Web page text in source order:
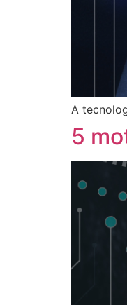
A
5